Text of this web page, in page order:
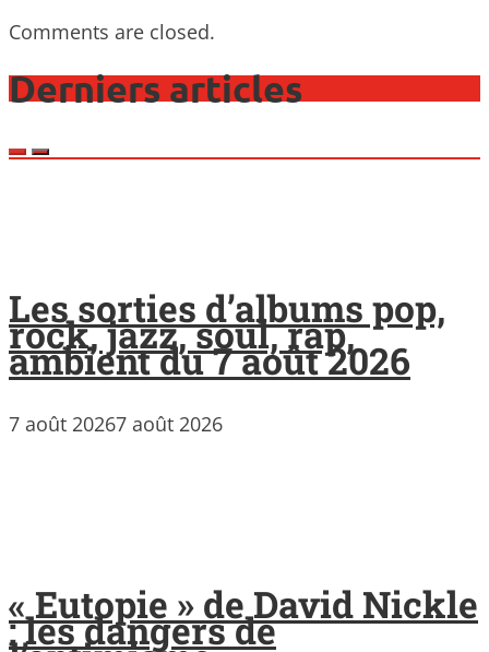
Comments are closed.
Derniers articles
Les sorties d’albums pop,
rock, jazz, soul, rap,
ambient du 7 août 2026
7 août 20267 août 2026
« Eutopie » de David Nickle
: les dangers de